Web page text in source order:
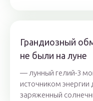
Грандиозный
не были на луне
— лунный гелий-3
источником
заряженный